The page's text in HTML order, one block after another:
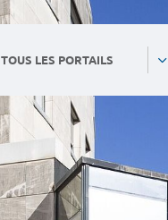
TOUS LES PORTAILS